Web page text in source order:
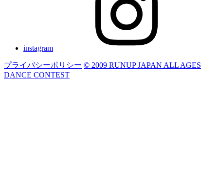
instagram
プライバシーポリシー © 2009 RUNUP JAPAN ALL AGES
DANCE CONTEST